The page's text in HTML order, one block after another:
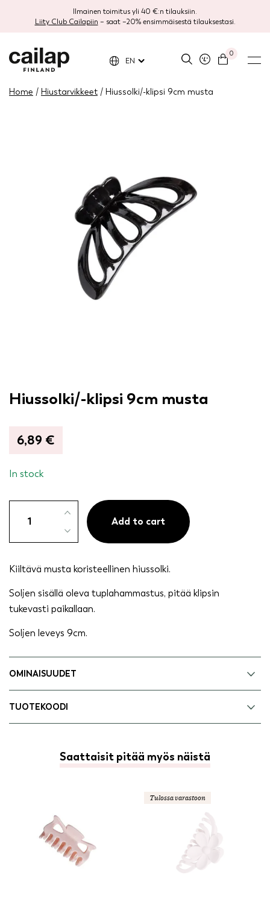
Ilmainen toimitus yli 40 €:n tilauksiin.
Liity Club Cailapiin – saat –20% ensimmäisestä tilauksestasi.
0
EN
Home / Hiustarvikkeet / Hiussolki/-klipsi 9cm musta
Hiussolki/-klipsi 9cm musta
6,89 €
In stock
klipsi
quantity
Add to cart
Kiiltävä musta koristeellinen hiussolki.
Soljen sisällä oleva tuplahammastus, pitää klipsin
tukevasti paikallaan.
Soljen leveys 9cm.
OMINAISUUDET
TUOTEKOODI
Saattaisit pitää myös näistä
Tulossa varastoon